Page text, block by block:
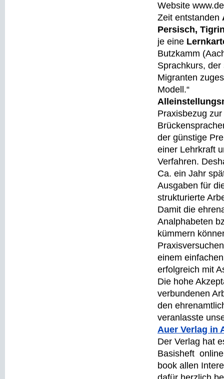
Website
Zeit entstanden
Persisch,
je eine
Butzkamm
Sprachkurs,
Migranten
Modell.“
Praxisbezug
der günstige
einer Lehrkraft
Verfahren.
Ca. ein Jahr
Ausgaben für
strukturierte
Damit die
Analphabeten
kümmern
einem
erfolgreich mit
Die hohe
verbundenen
den
veranlasste
Auer Verlag in
Der Verlag hat
Basisheft
book allen